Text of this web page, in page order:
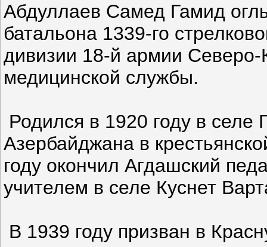
Абдуллаев Самед Гамид
батальона 1339-го
дивизии 18-й армии Северо-
медицинской службы.
Родился в 1920 году в селе
Азербайджана в
году окончил Агдашский
учителем в селе Куснет
В 1939 году призван в